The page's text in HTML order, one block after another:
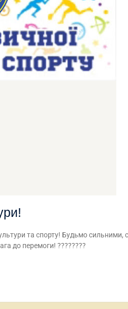
та спорту! Будьмо сильними,
до перемоги! ????????